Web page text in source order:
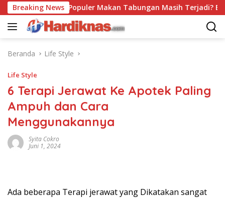
Langsung
ke
konten
Breaking News
Trend Populer Makan Tabungan Masih Terjadi? Ekonom
Beranda Life Style
Life Style
6 Terapi Jerawat Ke Apotek Paling
Ampuh dan Cara
Menggunakannya
Syita Cokro
Juni 1, 2024
Ada beberapa Terapi jerawat yang Dikatakan sangat